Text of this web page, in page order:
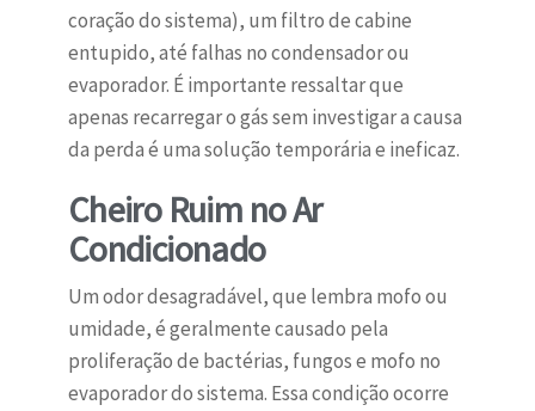
coração do sistema), um filtro de cabine
entupido, até falhas no condensador ou
evaporador. É importante ressaltar que
apenas recarregar o gás sem investigar a causa
da perda é uma solução temporária e ineficaz.
Cheiro Ruim no Ar
Condicionado
Um odor desagradável, que lembra mofo ou
umidade, é geralmente causado pela
proliferação de bactérias, fungos e mofo no
evaporador do sistema. Essa condição ocorre